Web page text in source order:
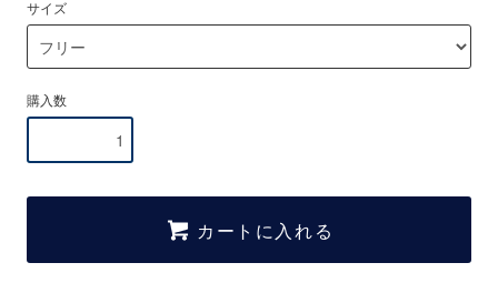
サイズ
購入数
カートに入れる